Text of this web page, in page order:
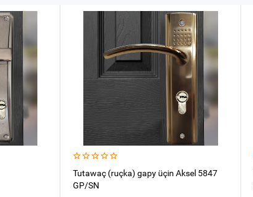
Tutawaç (ruçka) gapy üçin Aksel 5847
GP/SN